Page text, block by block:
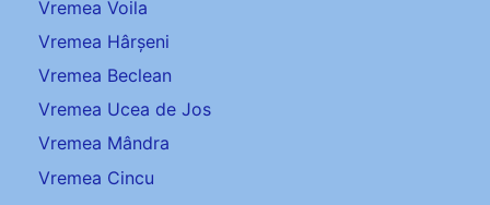
Vremea Voila
Vremea Hârșeni
Vremea Beclean
Vremea Ucea de Jos
Vremea Mândra
Vremea Cincu